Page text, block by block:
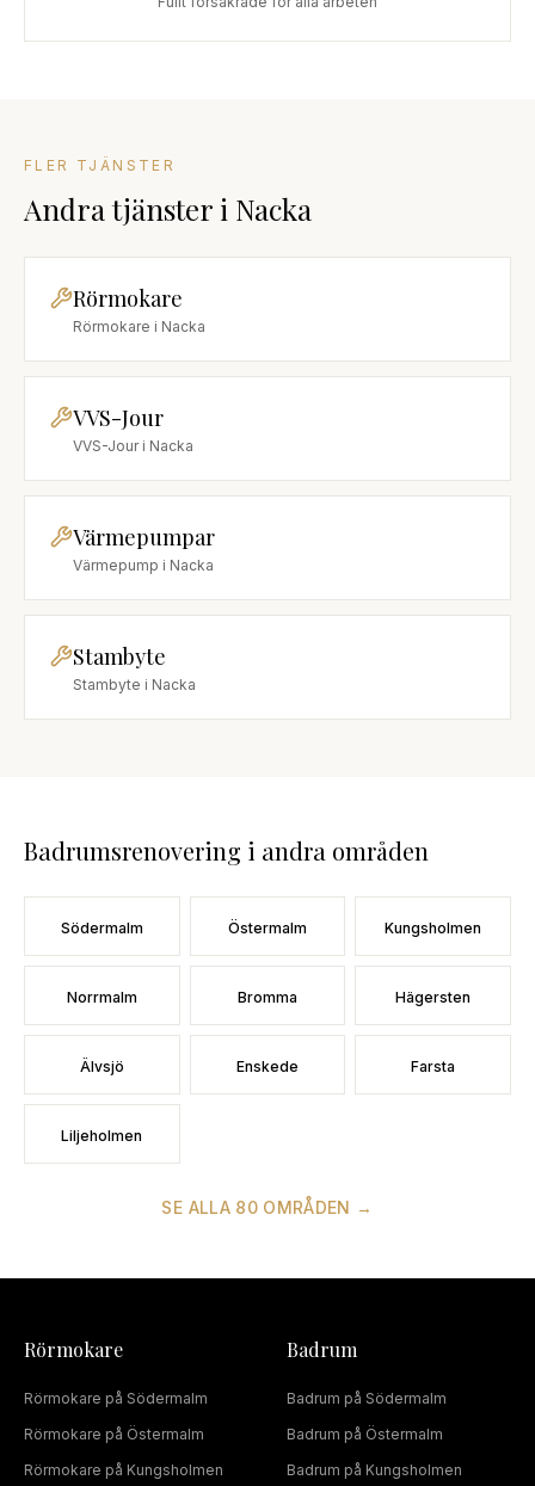
FLER TJÄNSTER
Andra tjänster i Nacka
Rörmokare
Rörmokare i Nacka
VVS-Jour
VVS-Jour i Nacka
Värmepumpar
Värmepump i Nacka
Stambyte
Stambyte i Nacka
Badrumsrenovering i andra områden
Södermalm Östermalm Kungsholmen
Norrmalm Bromma Hägersten
Älvsjö Enskede Farsta
Liljeholmen
SE ALLA 80 OMRÅDEN →
Rörmokare
Rörmokare på Södermalm
Rörmokare på Östermalm
Rörmokare på Kungsholmen
Badrum
Badrum på Södermalm
Badrum på Östermalm
Badrum på Kungsholmen